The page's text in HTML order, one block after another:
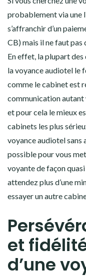
probablement via une
s’affranchir d’un
CB) mais il ne faut pas
En effet, la plupart
la voyance audiotel le
comme le cabinet est
communication autant
et pour cela le mieux
cabinets les plus
voyance audiotel sans
possible pour vous
voyante de façon
attendez plus d’une
essayer un autre
et
d’une